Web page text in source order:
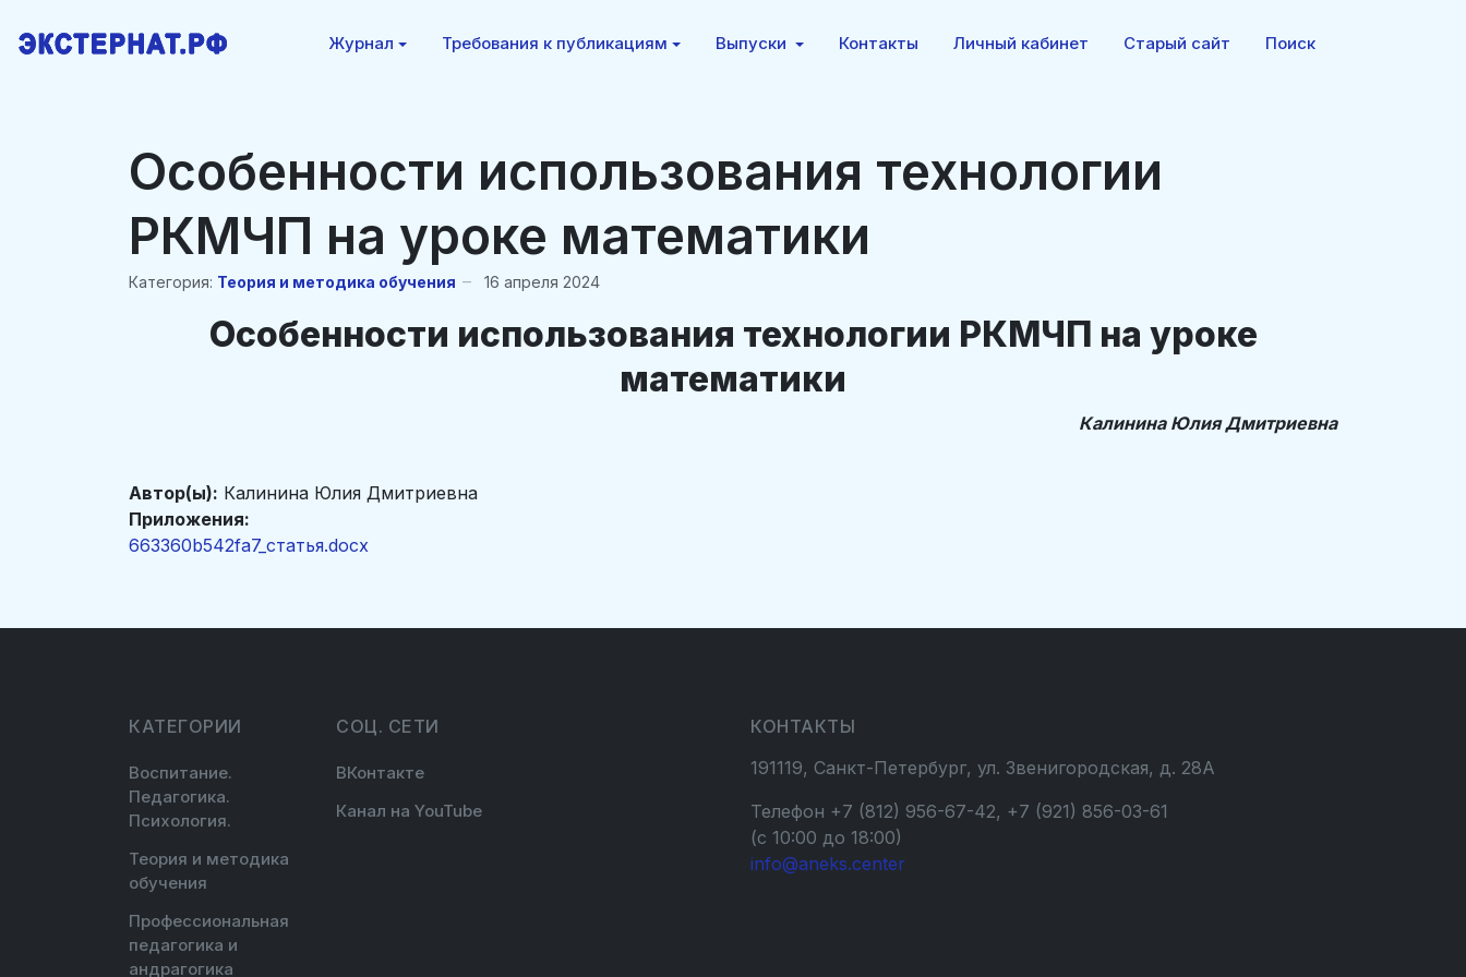
Журнал Требования к публикациям Выпуски Контакты Личный кабинет Старый сайт Поиск
Особенности использования технологии
РКМЧП на уроке математики
Категория: Теория и методика обучения 16 апреля 2024
Особенности использования технологии РКМЧП на уроке
математики
Калинина Юлия Дмитриевна
Автор(ы): Калинина Юлия Дмитриевна
Приложения:
663360b542fa7_статья.docx
КАТЕГОРИИ
Воспитание.
Педагогика.
Психология.
Теория и методика
обучения
Профессиональная
педагогика и
андрагогика
СОЦ. СЕТИ
ВКонтакте
Канал на YouTube
КОНТАКТЫ
191119, Санкт-Петербург, ул. Звенигородская, д. 28А
Телефон +7 (812) 956-67-42, +7 (921) 856-03-61
(с 10:00 до 18:00)
info@aneks.center